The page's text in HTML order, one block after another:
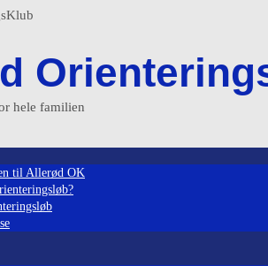
hele familien
til Allerød OK